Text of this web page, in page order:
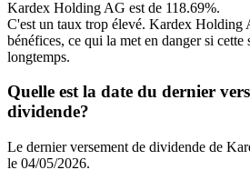
Kardex Holding AG est de 118.69%.
C'est un taux trop élevé. Kardex Holding
bénéfices, ce qui la met en danger si
longtemps.
Quelle est la date du dernier
dividende?
Le dernier versement de dividende de
le 04/05/2026.